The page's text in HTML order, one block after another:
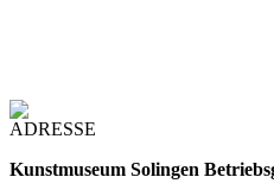
ADRESSE
Kunstmuseum Solingen